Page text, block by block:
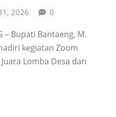
2026 0
– Bupati Bantaeng, M.
kegiatan Zoom
Lomba Desa dan